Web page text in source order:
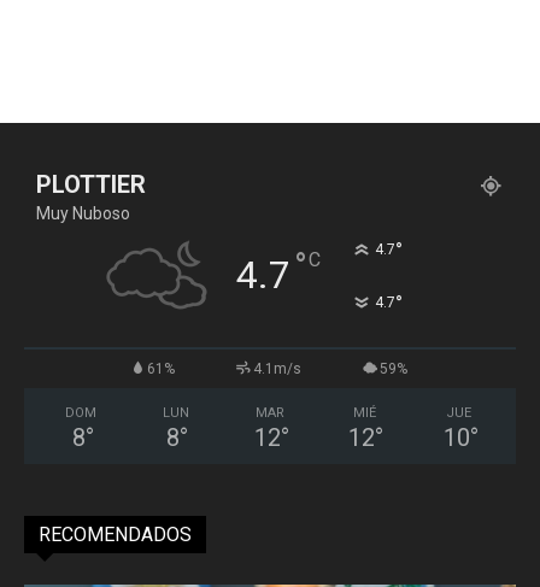
PLOTTIER
Muy Nuboso
4.7 °C 4.7°
4.7°
61% 4.1m/s 59%
DOM
8°
LUN
8°
MAR
12°
MIÉ
12°
JUE
10°
RECOMENDADOS